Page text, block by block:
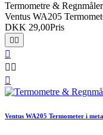
Termometre &
Ventus WA205
DKK 29,00Pris
 

 

Ventus WA205 Termometer i